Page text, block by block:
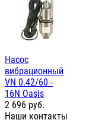
Насос
вибрационный
VN 0.42/60 -
16N Oasis
2 696 руб.
Наши контакты